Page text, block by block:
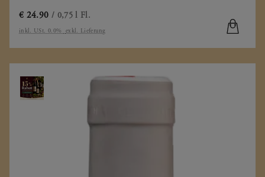
€ 24.90 / 0,75 l Fl.
inkl. USt. 0.0% exkl. Lieferung